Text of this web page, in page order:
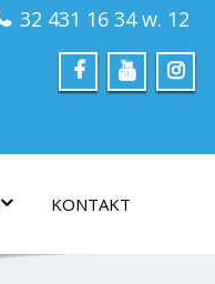
32 431 16 34 w. 12
KONTAKT